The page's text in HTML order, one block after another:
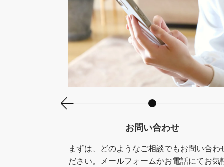
お問い合わせ
まずは、どのようなご相談でもお問い合わ
ださい。メールフォームかお電話にてお気